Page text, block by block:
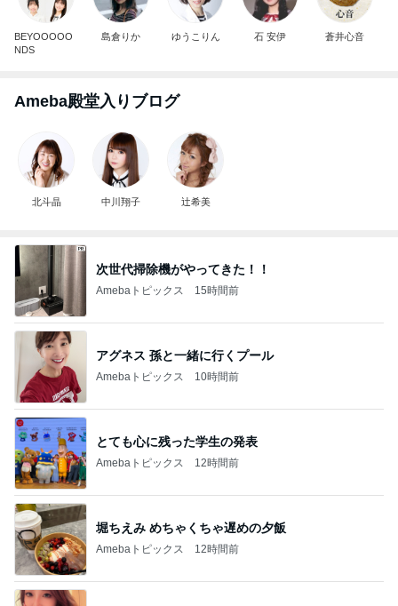
BEYOOOOO
NDS
島倉りか ゆうこりん 石 安伊 蒼井心音
Ameba殿堂入りブログ
北斗晶 中川翔子 辻希美
次世代掃除機がやってきた！！
Amebaトピックス 15時間前
アグネス 孫と一緒に行くプール
Amebaトピックス 10時間前
とても心に残った学生の発表
Amebaトピックス 12時間前
堀ちえみ めちゃくちゃ遅めの夕飯
Amebaトピックス 12時間前